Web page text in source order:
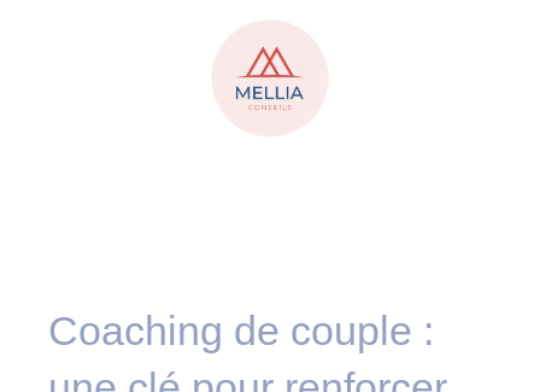
Coaching de couple :